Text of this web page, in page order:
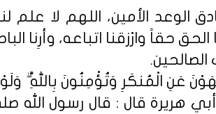
الأمين، اللهم لا علم
حقاً وارْزقنا اتباعه، وأرِنا
عَنِ الْمُنكَرِ وَتُؤْمِنُونَ بِاللَّهِ
وَأَكْثَرُهُمُ الْفَاسِقُونَ} (سورة آل عمران: 110). وعن أبي